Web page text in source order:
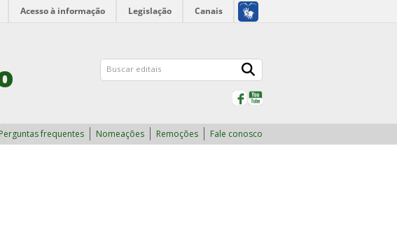
Acesso à informação Legislação Canais
Facebook
Perguntas frequentes Nomeações Remoções Fale conosco